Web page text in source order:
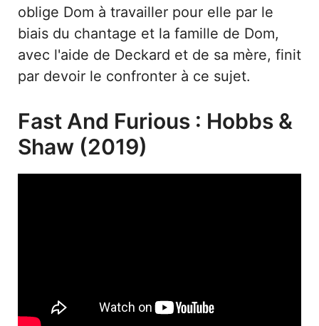
oblige Dom à travailler pour elle par le
biais du chantage et la famille de Dom,
avec l'aide de Deckard et de sa mère, finit
par devoir le confronter à ce sujet.
Fast And Furious : Hobbs &
Shaw (2019)